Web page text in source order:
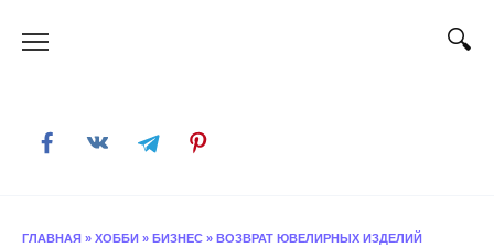
ГЛАВНАЯ » ХОББИ » БИЗНЕС » ВОЗВРАТ ЮВЕЛИРНЫХ ИЗДЕЛИЙ